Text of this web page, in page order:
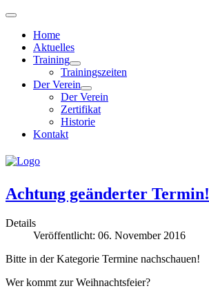
Home
Aktuelles
Training
Trainingszeiten
Der Verein
Der Verein
Zertifikat
Historie
Kontakt
Achtung geänderter Termin!
Details
Veröffentlicht: 06. November 2016
Bitte in der Kategorie Termine nachschauen!
Wer kommt zur Weihnachtsfeier?